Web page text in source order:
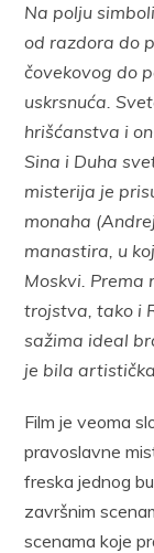
Na polju
od razdora do
čovekovog do
uskrsnuća.
hrišćanstva i
Sina i Duha
misterija je
monaha
manastira, u
Moskvi. Prema
trojstva, tako i
sažima ideal
je bila
Film je veoma
pravoslavne
freska jednog
završnim
scenama koje